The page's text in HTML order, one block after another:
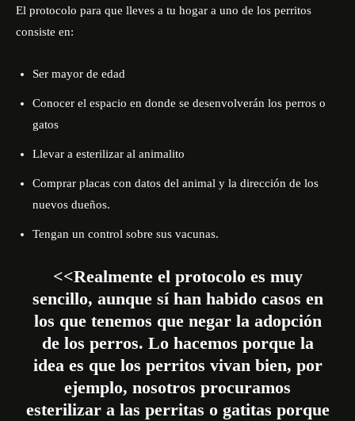
El protocolo para que lleves a tu hogar a uno de los perritos
consiste en:
Ser mayor de edad
Conocer el espacio en donde se desenvolverán los perros o
gatos
Llevar a esterilizar al animalito
Comprar placas con datos del animal y la dirección de los
nuevos dueños.
Tengan un control sobre sus vacunas.
<<Realmente el protocolo es muy
sencillo, aunque sí han habido casos en
los que tenemos que negar la adopción
de los perros. Lo hacemos porque la
idea es que los perritos vivan bien, por
ejemplo, nosotros procuramos
esterilizar a las perritas o gatitas porque